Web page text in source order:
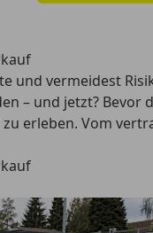
und vermeidest
– und jetzt?
erleben. Vom